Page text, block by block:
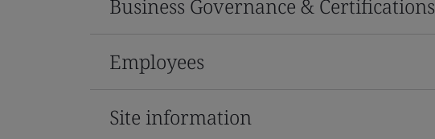
Business Governance & Certifications
Employees
Site information